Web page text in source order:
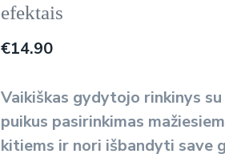
efektais
€14.90
Vaikiškas gydytojo rinkinys
puikus pasirinkimas
kitiems ir nori išbandyti save